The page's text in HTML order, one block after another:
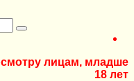
лицам, младше
18 лет